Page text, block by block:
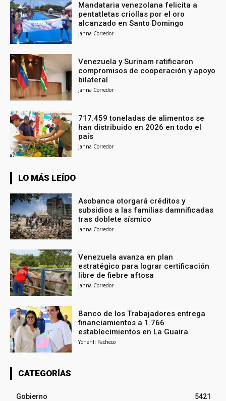
Mandataria venezolana felicita a
pentatletas criollas por el oro
alcanzado en Santo Domingo
Janna Corredor
Venezuela y Surinam ratificaron
compromisos de cooperación y apoyo
bilateral
Janna Corredor
717.459 toneladas de alimentos se
han distribuido en 2026 en todo el
país
Janna Corredor
LO MÁS LEÍDO
Asobanca otorgará créditos y
subsidios a las familias damnificadas
tras doblete sísmico
Janna Corredor
Venezuela avanza en plan
estratégico para lograr certificación
libre de fiebre aftosa
Janna Corredor
Banco de los Trabajadores entrega
financiamientos a 1.766
establecimientos en La Guaira
Yohenli Pacheco
CATEGORÍAS
Gobierno
5421